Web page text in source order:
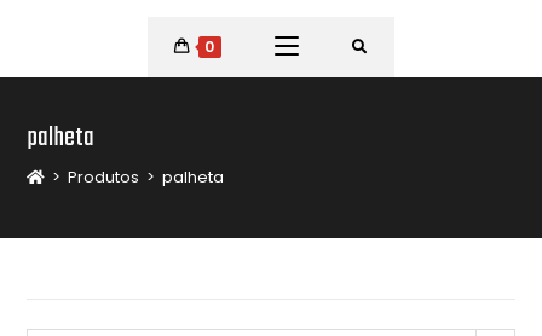
0
palheta
> Produtos > palheta